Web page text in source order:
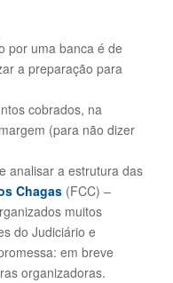
por uma banca é de
a preparação para
cobrados, na
(para não dizer
analisar a estrutura das
Chagas(FCC) –
muitos
do Judiciário e
em breve
organizadoras.